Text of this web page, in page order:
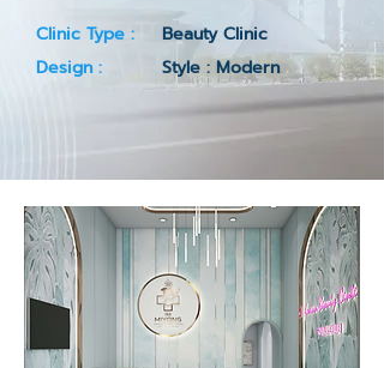
Clinic Type :
Beauty Clinic
Design :
Style : Modern